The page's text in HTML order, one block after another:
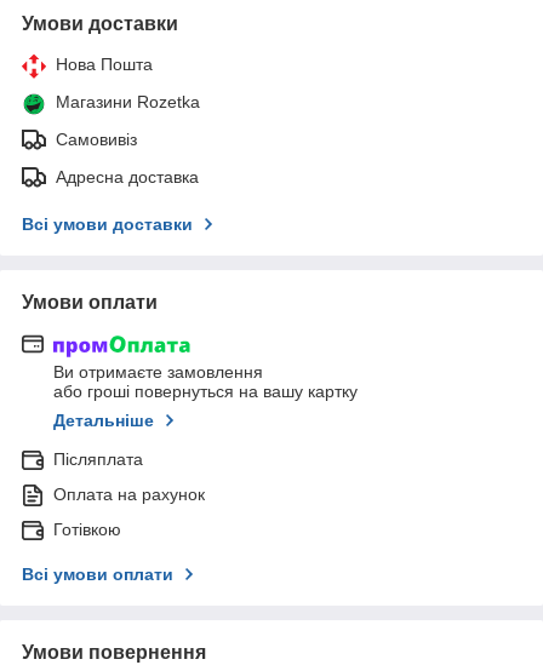
Умови доставки
Нова Пошта
Магазини Rozetka
Самовивіз
Адресна доставка
Всі умови доставки
Умови оплати
Ви отримаєте замовлення
або гроші повернуться на вашу картку
Детальніше
Післяплата
Оплата на рахунок
Готівкою
Всі умови оплати
Умови повернення